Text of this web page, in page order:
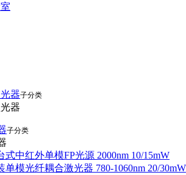
器子分类
器
子分类
式中红外单模FP光源 2000nm 10/15mW
单模光纤耦合激光器 780-1060nm 20/30mW